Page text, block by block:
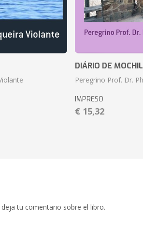
DIÁRIO DE
Peregrino Prof. Dr.
IMPRESO
€ 15,32
deja tu comentario sobre el libro.